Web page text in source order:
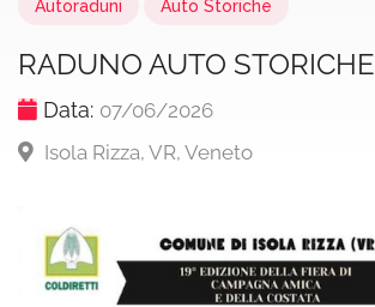
Autoraduni Auto Storiche
RADUNO AUTO STORICHE
Data: 07/06/2026
Isola Rizza, VR, Veneto